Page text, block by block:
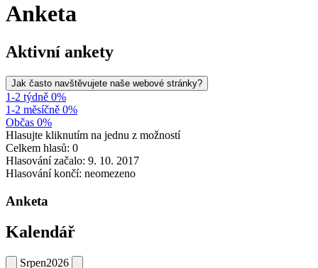
Anketa
Aktivní ankety
Jak často navštěvujete naše webové stránky?
1-2 týdně 0%
1-2 měsíčně 0%
Občas 0%
Hlasujte kliknutím na jednu z možností
Celkem hlasů: 0
Hlasování začalo: 9. 10. 2017
Hlasování končí: neomezeno
Anketa
Kalendář
Srpen2026